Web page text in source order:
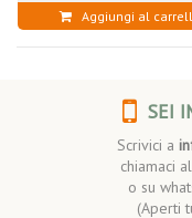
Aggiungi al
SEI
Scrivici a
chiamaci
o su
(Aperti